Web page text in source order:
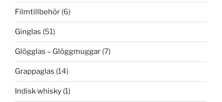
Filmtillbehör (6)
Ginglas (51)
Glögglas – Glöggmuggar (7)
Grappaglas (14)
Indisk whisky (1)